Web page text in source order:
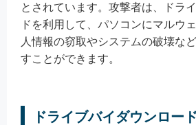
とされています。攻撃者は、ドラ
ドを利用して、パソコンにマルウ
人情報の窃取やシステムの破壊な
すことができます。
ドライブバイダウンロー